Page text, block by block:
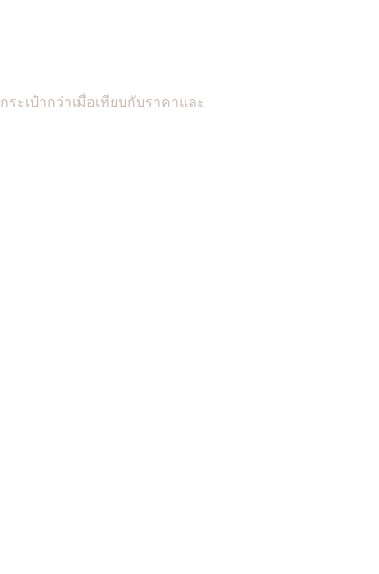
ะเป๋ากว่าเมื่อเทียบกับราคาและ